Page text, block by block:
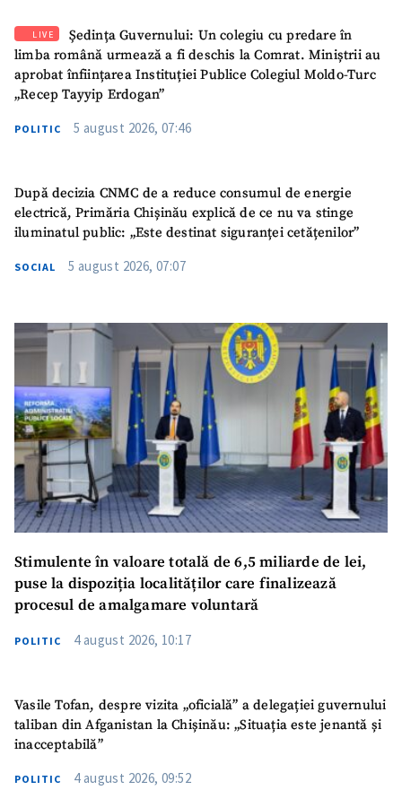
LIVE
Ședința Guvernului: Un colegiu cu predare în
limba română urmează a fi deschis la Comrat. Miniștrii au
aprobat înființarea Instituției Publice Colegiul Moldo-Turc
„Recep Tayyip Erdogan”
POLITIC 5 august 2026, 07:46
După decizia CNMC de a reduce consumul de energie
electrică, Primăria Chișinău explică de ce nu va stinge
iluminatul public: „Este destinat siguranței cetățenilor”
SOCIAL 5 august 2026, 07:07
Stimulente în valoare totală de 6,5 miliarde de lei,
puse la dispoziția localităților care finalizează
procesul de amalgamare voluntară
POLITIC 4 august 2026, 10:17
Vasile Tofan, despre vizita „oficială” a delegației guvernului
taliban din Afganistan la Chișinău: „Situația este jenantă și
inacceptabilă”
POLITIC 4 august 2026, 09:52